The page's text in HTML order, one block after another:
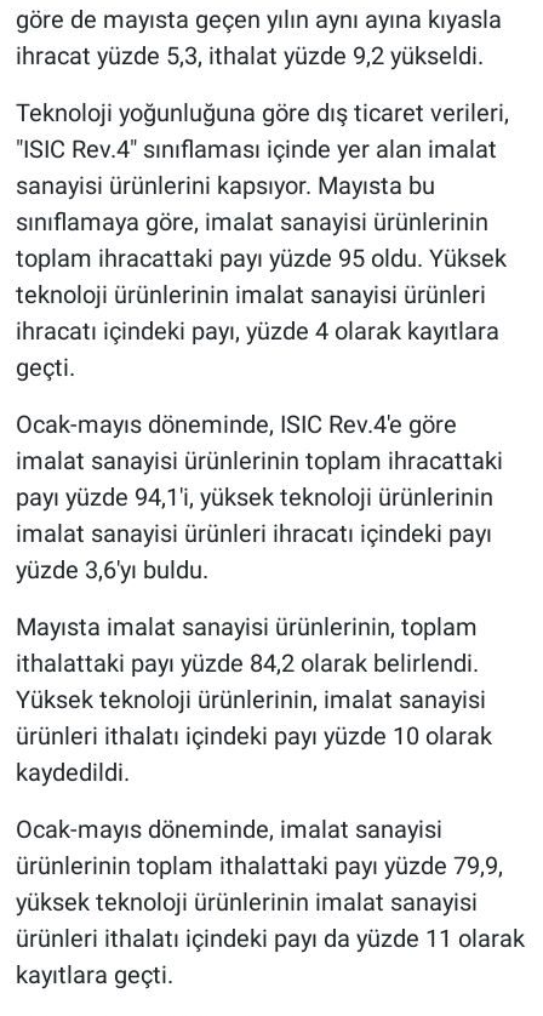
göre de mayısta geçen yılın aynı ayına kıyasla
ihracat yüzde 5,3, ithalat yüzde 9,2 yükseldi.
Teknoloji yoğunluğuna göre dış ticaret verileri,
"ISIC Rev.4" sınıflaması içinde yer alan imalat
sanayisi ürünlerini kapsıyor. Mayısta bu
sınıflamaya göre, imalat sanayisi ürünlerinin
toplam ihracattaki payı yüzde 95 oldu. Yüksek
teknoloji ürünlerinin imalat sanayisi ürünleri
ihracatı içindeki payı, yüzde 4 olarak kayıtlara
geçti.
Ocak-mayıs döneminde, ISIC Rev.4'e göre
imalat sanayisi ürünlerinin toplam ihracattaki
payı yüzde 94,1'i, yüksek teknoloji ürünlerinin
imalat sanayisi ürünleri ihracatı içindeki payı
yüzde 3,6'yı buldu.
Mayısta imalat sanayisi ürünlerinin, toplam
ithalattaki payı yüzde 84,2 olarak belirlendi.
Yüksek teknoloji ürünlerinin, imalat sanayisi
ürünleri ithalatı içindeki payı yüzde 10 olarak
kaydedildi.
Ocak-mayıs döneminde, imalat sanayisi
ürünlerinin toplam ithalattaki payı yüzde 79,9,
yüksek teknoloji ürünlerinin imalat sanayisi
ürünleri ithalatı içindeki payı da yüzde 11 olarak
kayıtlara geçti.